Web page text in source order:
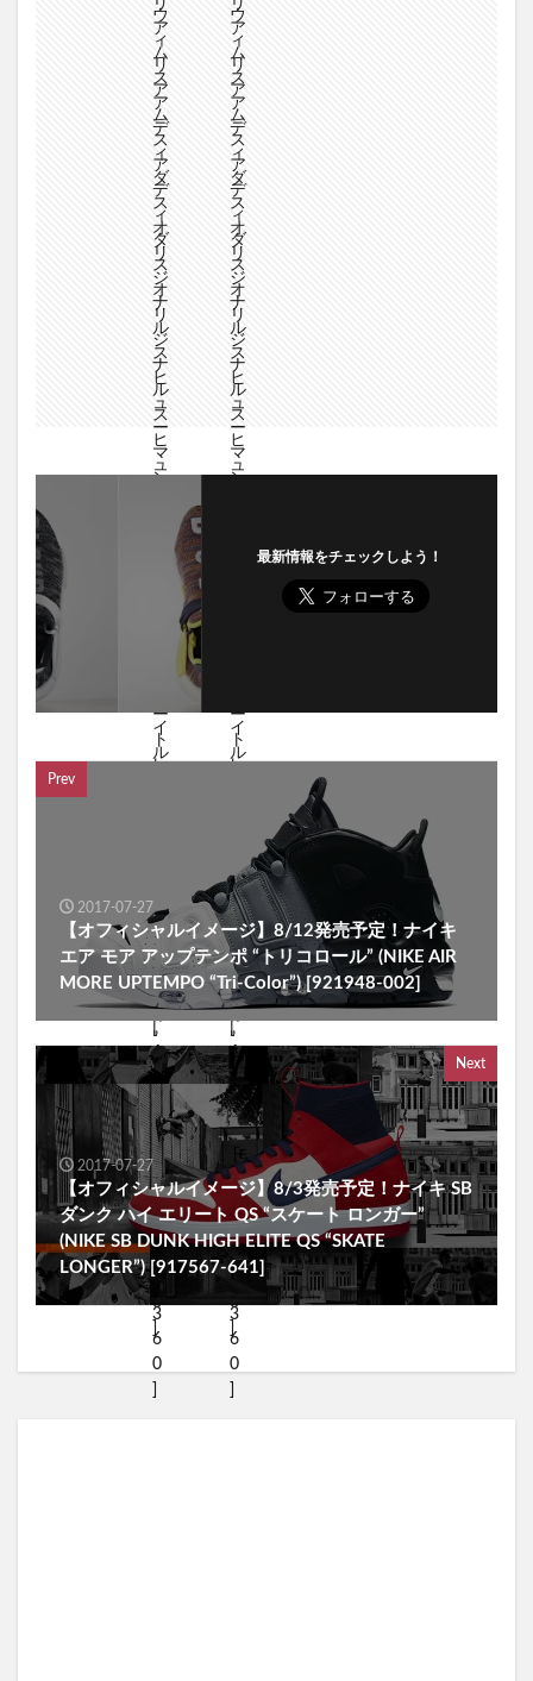
最新情報をチェックしよう！
Prev
2017-07-27
【オフィシャルイメージ】8/12発売予定！ナイキ
エア モア アップテンポ “トリコロール” (NIKE AIR
MORE UPTEMPO “Tri-Color”) [921948-002]
Next
2017-07-27
【オフィシャルイメージ】8/3発売予定！ナイキ SB
ダンク ハイ エリート QS “スケート ロンガー”
(NIKE SB DUNK HIGH ELITE QS “SKATE
LONGER”) [917567-641]